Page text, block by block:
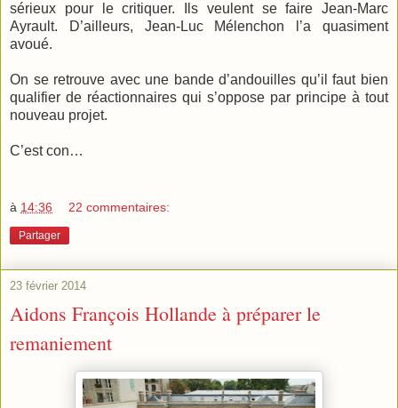
sérieux pour le critiquer. Ils veulent se faire Jean-Marc
Ayrault. D’ailleurs, Jean-Luc Mélenchon l’a quasiment
avoué.
On se retrouve avec une bande d’andouilles qu’il faut bien
qualifier de réactionnaires qui s’oppose par principe à tout
nouveau projet.
C’est con…
à 14:36 22 commentaires:
Partager
23 février 2014
Aidons François Hollande à préparer le
remaniement